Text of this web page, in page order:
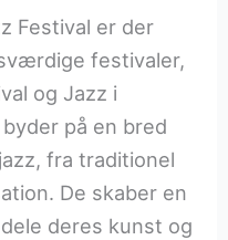
Festival er der
festivaler,
og Jazz i
på en bred
fra traditionel
De skaber en
deres kunst og